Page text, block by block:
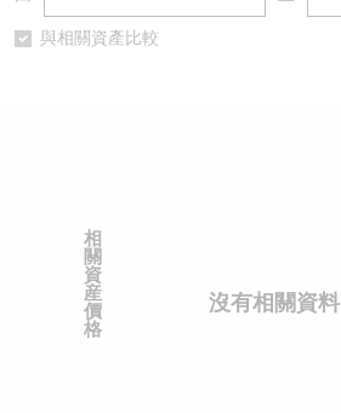
與相關資產比較
沒有相關資料
相
關
資
産
價
格
牛熊證文件及公告
牛熊證文件及公告 (瑞信)
收市競價變化